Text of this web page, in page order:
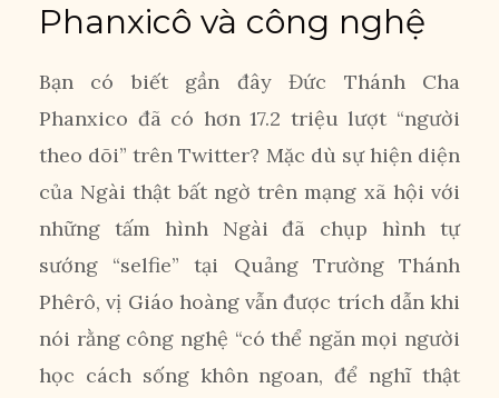
Phanxicô và công nghệ
Bạn có biết gần đây Đức Thánh Cha
Phanxico đã có hơn 17.2 triệu lượt “người
theo dõi” trên Twitter? Mặc dù sự hiện diện
của Ngài thật bất ngờ trên mạng xã hội với
những tấm hình Ngài đã chụp hình tự
sướng “selfie” tại Quảng Trường Thánh
Phêrô, vị Giáo hoàng vẫn được trích dẫn khi
nói rằng công nghệ “có thể ngăn mọi người
học cách sống khôn ngoan, để nghĩ thật